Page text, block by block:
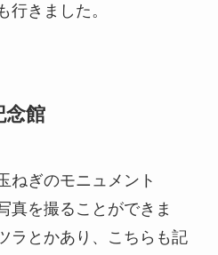
行きました。
念館
ねぎのモニュメント
真を撮ることができま
ラとかあり、こちらも記